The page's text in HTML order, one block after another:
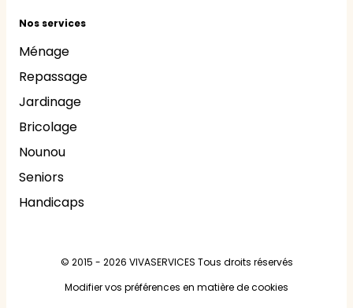
Nos services
Ménage
Repassage
Jardinage
Bricolage
Nounou
Seniors
Handicaps
© 2015 - 2026 VIVASERVICES Tous droits réservés
Modifier vos préférences en matière de cookies